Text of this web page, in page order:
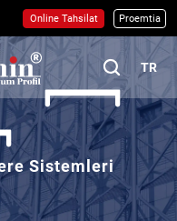
Online Tahsilat Proemtia
TR
Sistemleri